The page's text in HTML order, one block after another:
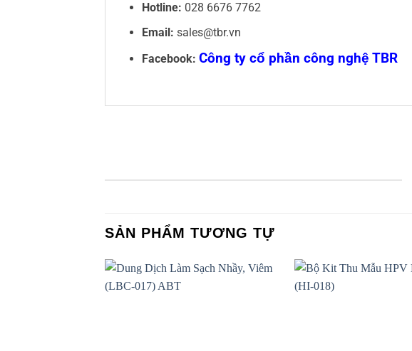
Hotline: 028 6676 7762
Email: sales@tbr.vn
Facebook: Công ty cổ phần công nghệ TBR
SẢN PHẨM TƯƠNG TỰ